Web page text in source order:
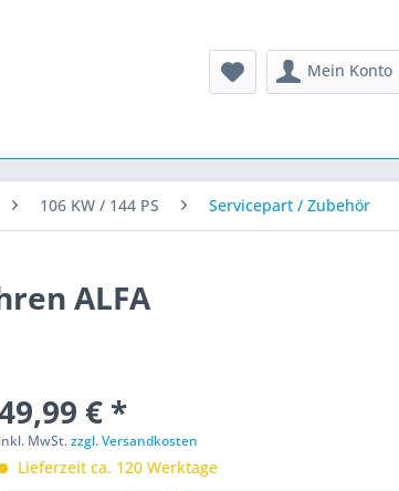
Mein Konto
106 KW / 144 PS Servicepart / Zubehör
ALFA
€ *
inkl. MwSt.zzgl. Versandkosten
Lieferzeit ca. 120 Werktage